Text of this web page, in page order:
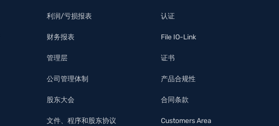
利润/亏损报表
财务报表
管理层
公司管理体制
股东大会
文件、程序和股东协议
认证
File IO-Link
证书
产品合规性
合同条款
Customers Area